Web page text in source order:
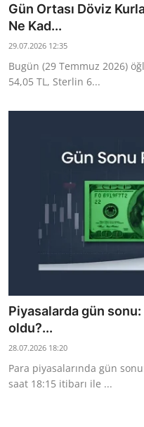
Gün Ortası Döviz
Ne Kad...
29.07.2026 12:35
Bugün (29 Temmuz 2026)
54,05 TL, Sterlin 6...
Piyasalarda gün sonu:
oldu?...
28.07.2026 18:20
Para piyasalarında gün
saat 18:15 itibarı ile ...